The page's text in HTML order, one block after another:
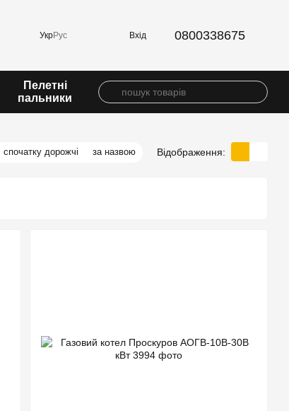
УкрРус Вхід 0800338675
Пелетні
пальники
спочатку дорожчі за назвою Відображення: